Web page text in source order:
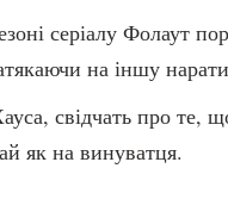
серіалу Фолаут
на іншу
свідчать про те,
як на винуватця.